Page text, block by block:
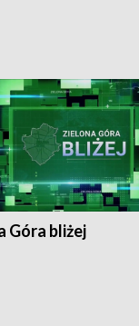
Góra bliżej